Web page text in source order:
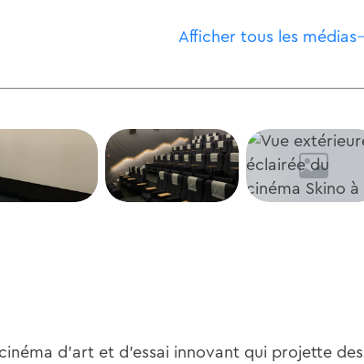
Afficher tous les médias
cinéma d'art et d'essai innovant qui projette des